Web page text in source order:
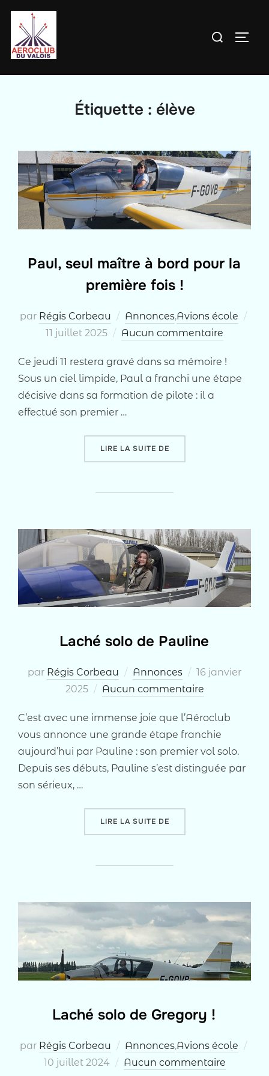
contenu
Rechercher :
Étiquette : élève
Paul, seul maître à bord pour la
première fois !
par Régis Corbeau Annonces,Avions école
11 juillet 2025 Aucun commentaire
Ce jeudi 11 restera gravé dans sa mémoire !
Sous un ciel limpide, Paul a franchi une étape
décisive dans sa formation de pilote : il a
effectué son premier …
LIRE LA SUITE DE« PAUL, SEUL MAÎTRE À
Laché solo de Pauline
par Régis Corbeau Annonces
Publié
le
16 janvier
2025
Aucun commentaire
C’est avec une immense joie que l’Aéroclub
vous annonce une grande étape franchie
aujourd’hui par Pauline : son premier vol solo.
Depuis ses débuts, Pauline s’est distinguée par
son sérieux, …
LIRE LA SUITE DE« LACHÉ SOLO DE
Laché solo de Gregory !
par Régis Corbeau Annonces,Avions école
10 juillet 2024 Aucun commentaire